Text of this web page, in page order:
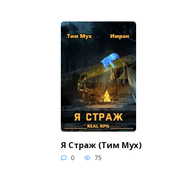
Я Страж (Тим Мух)
0 75